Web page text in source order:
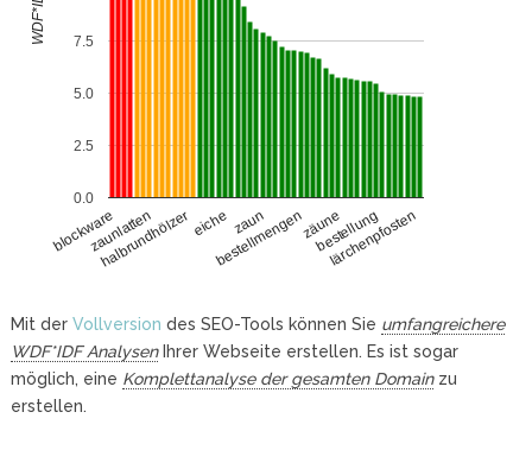
blockwarezaunlatten
halbrundhölzer eiche zaun
bestellmengenzäune
bestellung
lärchenpfosten
0.0
2.5
5.0
7.5
WDF*IDF
Mit der Vollversion des SEO-Tools können Sie umfangreichere
WDF*IDF AnalysenIhrer Webseite erstellen. Es ist sogar
möglich, eine Komplettanalyse der gesamten Domainzu
erstellen.